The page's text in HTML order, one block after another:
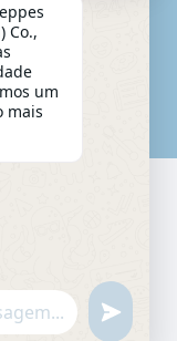
industrial de
sistema de
An State
um valor de
Co.,
um
mais
i